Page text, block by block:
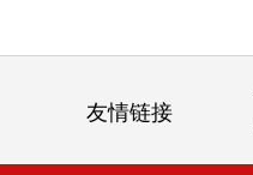
友情链接